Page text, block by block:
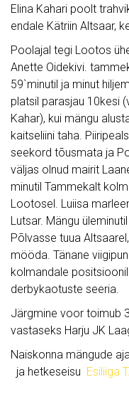
Elina Kahari poolt
endale Kätriin Altsaar,
Poolajal tegi Lootos
Anette Oidekivi.
59`minutil ja minut
platsil parasjau 10kesi
Kahar), kui mängu
kaitseliini taha.
seekord tõusmata ja
väljas olnud mairit
minutil Tammekalt
Lootosel. Luiisa
Lutsar. Mängu
Põlvasse tuua
mööda. Tänane
kolmandale
derbykaotuste seeria.
Järgmine voor toimub
vastaseks Harju JK
Naiskonna mängude
ja hetkeseisu Esiliiga